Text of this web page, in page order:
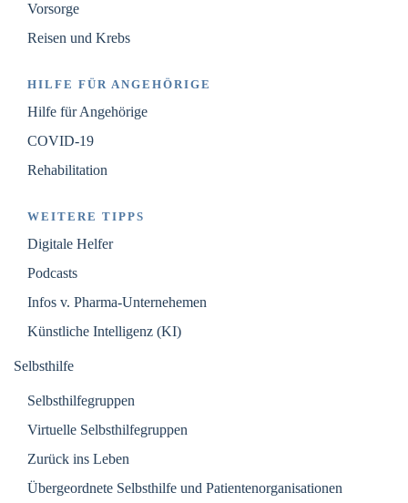
Vorsorge
Reisen und Krebs
HILFE FÜR ANGEHÖRIGE
Hilfe für Angehörige
COVID-19
Rehabilitation
WEITERE TIPPS
Digitale Helfer
Podcasts
Infos v. Pharma-Unternehemen
Künstliche Intelligenz (KI)
Selbsthilfe
Selbsthilfegruppen
Virtuelle Selbsthilfegruppen
Zurück ins Leben
Übergeordnete Selbsthilfe und Patientenorganisationen